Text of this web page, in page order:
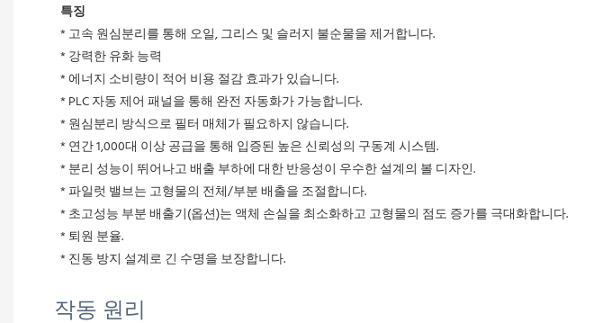
특징
* 고속 원심분리를 통해 오일, 그리스 및 슬러지 불순물을 제거합니다.
* 강력한 유화 능력
* 에너지 소비량이 적어 비용 절감 효과가 있습니다.
* PLC 자동 제어 패널을 통해 완전 자동화가 가능합니다.
* 원심분리 방식으로 필터 매체가 필요하지 않습니다.
* 연간 1,000대 이상 공급을 통해 입증된 높은 신뢰성의 구동계 시스템.
* 분리 성능이 뛰어나고 배출 부하에 대한 반응성이 우수한 설계의 볼 디자인.
* 파일럿 밸브는 고형물의 전체/부분 배출을 조절합니다.
* 초고성능 부분 배출기(옵션)는 액체 손실을 최소화하고 고형물의 점도 증가를 극대화합니다.
* 퇴원 분율.
* 진동 방지 설계로 긴 수명을 보장합니다.
작동 원리